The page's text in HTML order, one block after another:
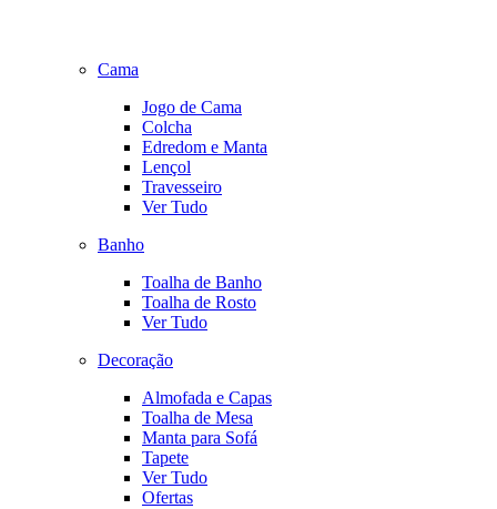
Cama
Jogo de Cama
Colcha
Edredom e Manta
Lençol
Travesseiro
Ver Tudo
Banho
Toalha de Banho
Toalha de Rosto
Ver Tudo
Decoração
Almofada e Capas
Toalha de Mesa
Manta para Sofá
Tapete
Ver Tudo
Ofertas